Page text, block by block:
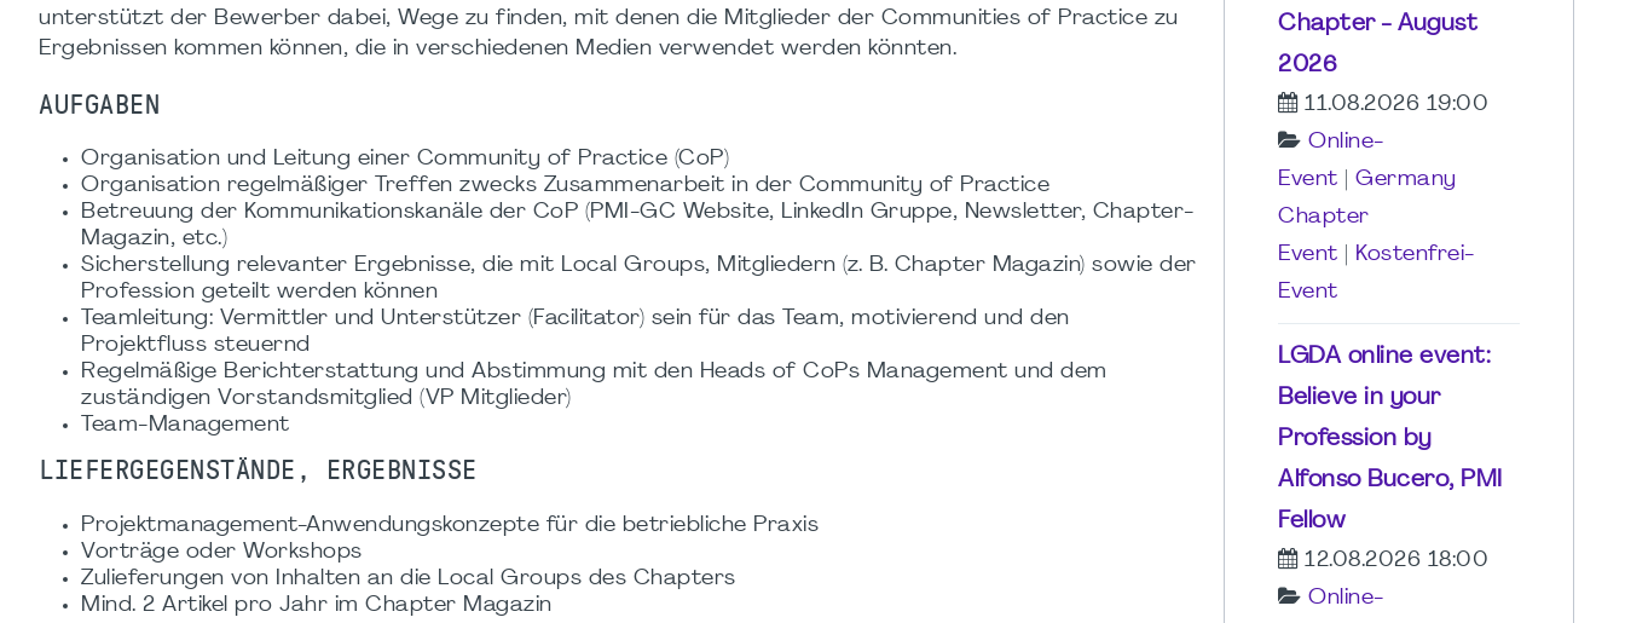
unterstützt der Bewerber dabei, Wege zu finden, mit denen die Mitglieder der Communities of Practice zu
Ergebnissen kommen können, die in verschiedenen Medien verwendet werden könnten.
AUFGABEN
Organisation und Leitung einer Community of Practice (CoP)
Organisation regelmäßiger Treffen zwecks Zusammenarbeit in der Community of Practice
Betreuung der Kommunikationskanäle der CoP (PMI-GC Website, LinkedIn Gruppe, Newsletter, Chapter-
Magazin, etc.)
Sicherstellung relevanter Ergebnisse, die mit Local Groups, Mitgliedern (z. B. Chapter Magazin) sowie der
Profession geteilt werden können
Teamleitung: Vermittler und Unterstützer (Facilitator) sein für das Team, motivierend und den
Projektfluss steuernd
Regelmäßige Berichterstattung und Abstimmung mit den Heads of CoPs Management und dem
zuständigen Vorstandsmitglied (VP Mitglieder)
Team-Management
LIEFERGEGENSTÄNDE, ERGEBNISSE
Projektmanagement-Anwendungskonzepte für die betriebliche Praxis
Vorträge oder Workshops
Zulieferungen von Inhalten an die Local Groups des Chapters
Mind. 2 Artikel pro Jahr im Chapter Magazin
Chapter - August
2026
11.08.2026 19:00
Online-
Event
Germany
Chapter
Event
Kostenfrei-
Event
LGDA online event:
Believe in your
Profession by
Alfonso Bucero, PMI
Fellow
12.08.2026 18:00
Online-